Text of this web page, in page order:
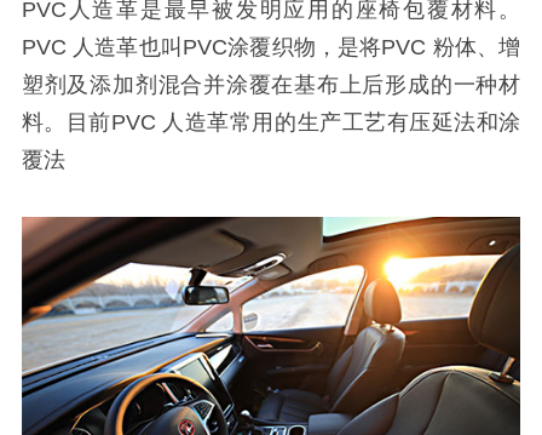
PVC人造革是最早被发明应用的座椅包覆材料。
PVC 人造革也叫PVC涂覆织物，是将PVC 粉体、增
塑剂及添加剂混合并涂覆在基布上后形成的一种材
料。目前PVC 人造革常用的生产工艺有压延法和涂
覆法